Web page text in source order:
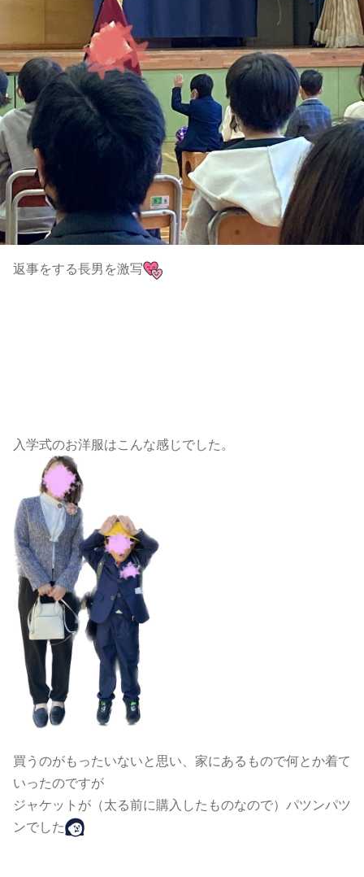
返事をする長男を激写
入学式のお洋服はこんな感じでした。
買うのがもったいないと思い、家にあるもので何とか着て
いったのですが
ジャケットが（太る前に購入したものなので）パツンパツ
ンでした